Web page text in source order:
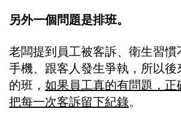
另外一個問題是排班。
老闆提到員工被客訴、衛生習慣
手機、跟客人發生爭執，所以
的班， 如果員工真的有問題，正
把每一次客訴留下紀錄。